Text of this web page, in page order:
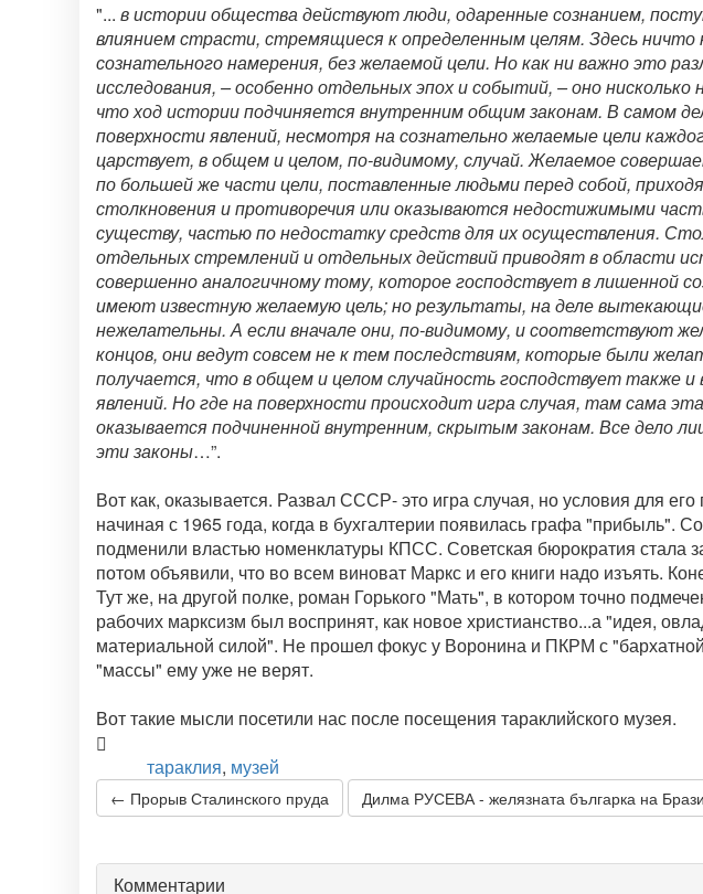
"... в истории общества действуют люди, одаренные сознанием,
влиянием страсти, стремящиеся к определенным целям. Здесь ничто
сознательного намерения, без желаемой цели. Но как ни важно это
исследования, – особенно отдельных эпох и событий, – оно
что ход истории подчиняется внутренним общим законам. В самом
поверхности явлений, несмотря на сознательно желаемые цели
царствует, в общем и целом, по-видимому, случай. Желаемое
по большей же части цели, поставленные людьми перед собой,
столкновения и противоречия или оказываются недостижимыми
существу, частью по недостатку средств для их осуществления.
отдельных стремлений и отдельных действий приводят в области
совершенно аналогичному тому, которое господствует в лишенной
имеют известную желаемую цель; но результаты, на деле
нежелательны. А если вначале они, по-видимому, и соответствуют
концов, они ведут совсем не к тем последствиям, которые были
получается, что в общем и целом случайность господствует также и
явлений. Но где на поверхности происходит игра случая, там сама
оказывается подчиненной внутренним, скрытым законам. Все дело
эти законы…”.
Вот как, оказывается. Развал СССР- это игра случая, но условия для
начиная с 1965 года, когда в бухгалтерии появилась графа "прибыль".
подменили властью номенклатуры КПСС. Советская бюрократия стала
потом объявили, что во всем виноват Маркс и его книги надо изъять.
Тут же, на другой полке, роман Горького "Мать", в котором точно
рабочих марксизм был воспринят, как новое христианство...а "идея,
материальной силой". Не прошел фокус у Воронина и ПКРМ с
"массы" ему уже не верят.
Вот такие мысли посетили нас после посещения тараклийского музея.
тараклия, музей
← Прорыв Сталинского пруда Дилма РУСЕВА - желязната българка на
Комментарии